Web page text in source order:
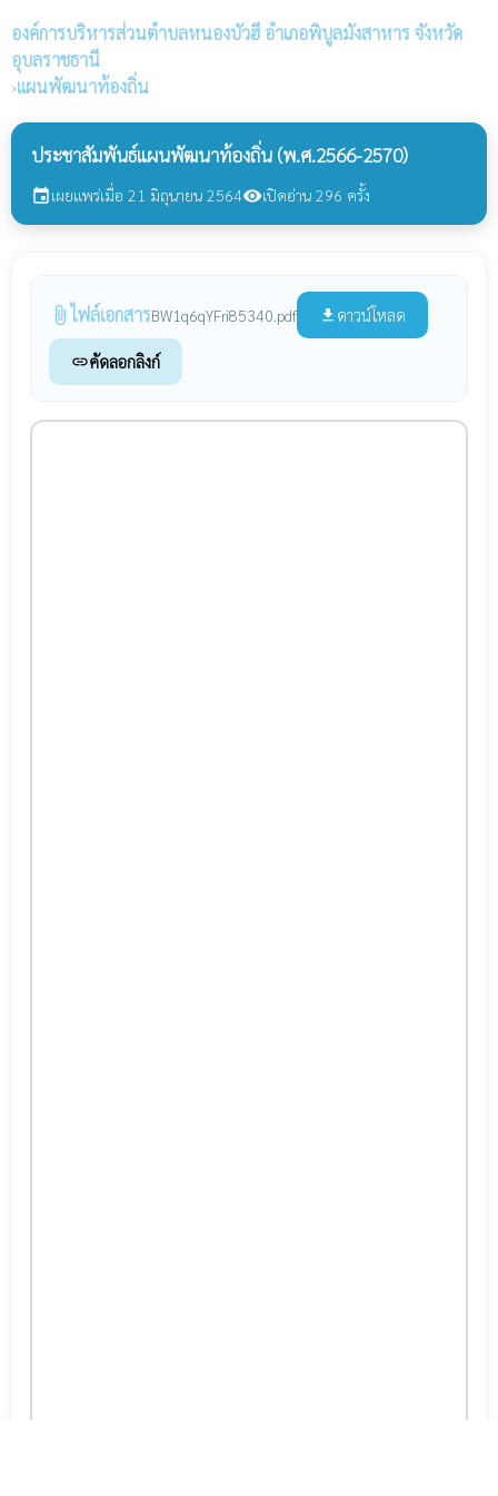
องค์การบริหารส่วนตำบลหนองบัวฮี อำเภอพิบูลมังสาหาร จังหวัด
อุบลราชธานี
›แผนพัฒนาท้องถิ่น
ประชาสัมพันธ์แผนพัฒนาท้องถิ่น (พ.ศ.2566-2570)
eventเผยแพร่เมื่อ 21 มิถุนายน 2564visibilityเปิดอ่าน 296 ครั้ง
attach_file ไฟล์เอกสารBW1q6qYFri85340.pdf file_download ดาวน์โหลด
linkคัดลอกลิงก์